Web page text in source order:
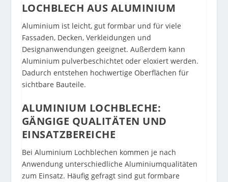
LOCHBLECH AUS ALUMINIUM
Aluminium ist leicht, gut formbar und für viele
Fassaden, Decken, Verkleidungen und
Designanwendungen geeignet. Außerdem kann
Aluminium pulverbeschichtet oder eloxiert werden.
Dadurch entstehen hochwertige Oberflächen für
sichtbare Bauteile.
ALUMINIUM LOCHBLECHE:
GÄNGIGE QUALITÄTEN UND
EINSATZBEREICHE
Bei Aluminium Lochblechen kommen je nach
Anwendung unterschiedliche Aluminiumqualitäten
zum Einsatz. Häufig gefragt sind gut formbare